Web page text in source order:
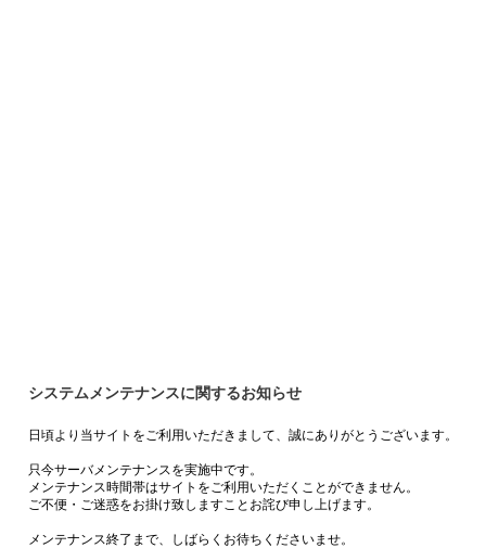
システムメンテナンスに関するお知らせ
日頃より当サイトをご利用いただきまして、誠にありがとうございます。
只今サーバメンテナンスを実施中です。
メンテナンス時間帯はサイトをご利用いただくことができません。
ご不便・ご迷惑をお掛け致しますことお詫び申し上げます。
メンテナンス終了まで、しばらくお待ちくださいませ。